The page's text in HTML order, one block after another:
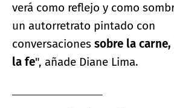
verá como reflejo y como
un autorretrato pintado con
conversaciones sobre la
la fe", añade Diane Lima.